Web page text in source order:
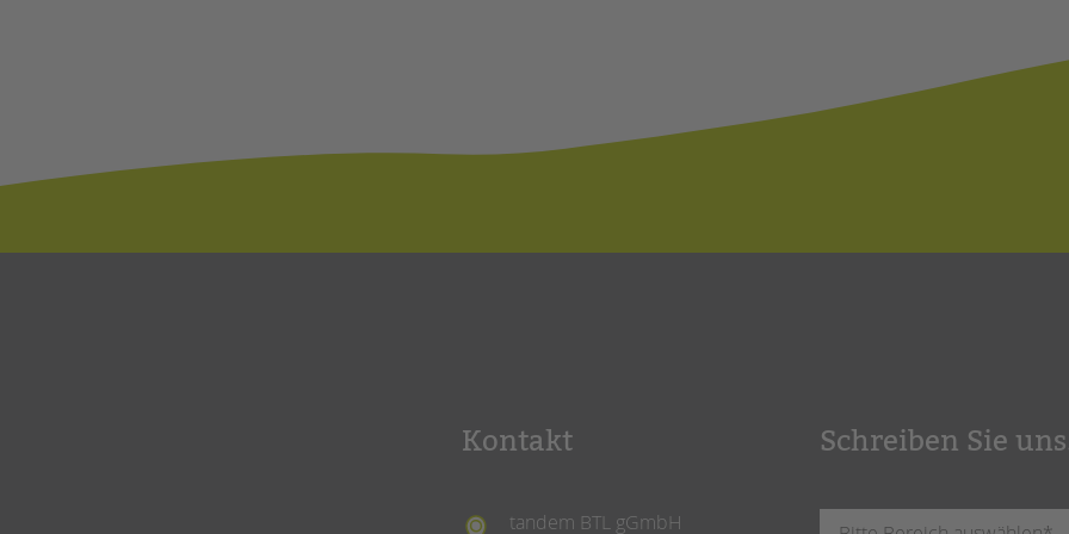
Kontakt
tandem BTL gGmbH
Schreiben Sie